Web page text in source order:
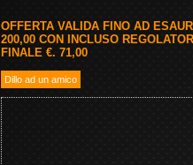
OFFERTA VALIDA FINO AD
200,00 CON INCLUSO
FINALE €. 71,00